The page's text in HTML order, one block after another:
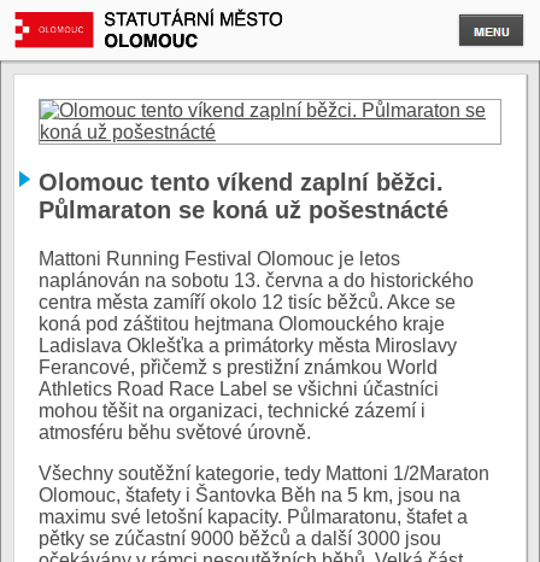
Olomouc tento víkend zaplní běžci.
Půlmaraton se koná už pošestnácté
Mattoni Running Festival Olomouc je letos
naplánován na sobotu 13. června a do historického
centra města zamíří okolo 12 tisíc běžců. Akce se
koná pod záštitou hejtmana Olomouckého kraje
Ladislava Oklešťka a primátorky města Miroslavy
Ferancové, přičemž s prestižní známkou World
Athletics Road Race Label se všichni účastníci
mohou těšit na organizaci, technické zázemí i
atmosféru běhu světové úrovně.
Všechny soutěžní kategorie, tedy Mattoni 1/2Maraton
Olomouc, štafety i Šantovka Běh na 5 km, jsou na
maximu své letošní kapacity. Půlmaratonu, štafet a
pětky se zúčastní 9000 běžců a další 3000 jsou